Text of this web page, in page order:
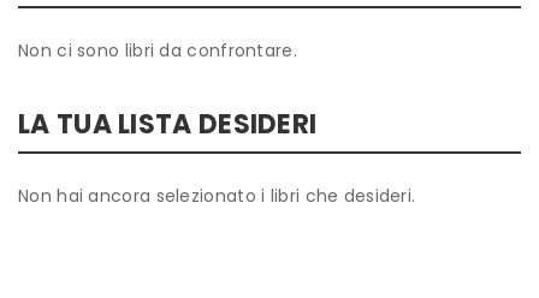
Non ci sono libri da confrontare.
LA TUA LISTA DESIDERI
Non hai ancora selezionato i libri che desideri.